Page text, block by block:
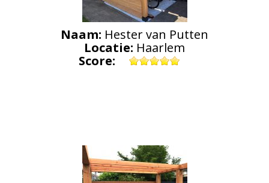
Naam: Hester van Putten
Locatie: Haarlem
Score: